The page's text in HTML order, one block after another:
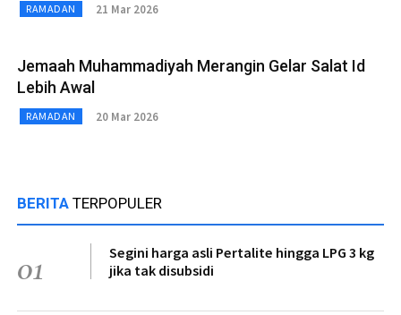
RAMADAN 21 Mar 2026
Jemaah Muhammadiyah Merangin Gelar Salat Id
Lebih Awal
RAMADAN 20 Mar 2026
BERITA TERPOPULER
01
Segini harga asli Pertalite hingga LPG 3 kg
jika tak disubsidi